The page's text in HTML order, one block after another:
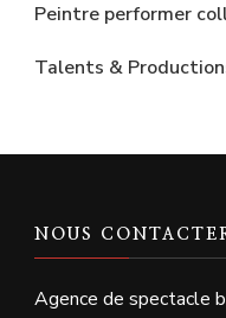
Peintre performer
Talents &
NOUS
Agence de spectacle